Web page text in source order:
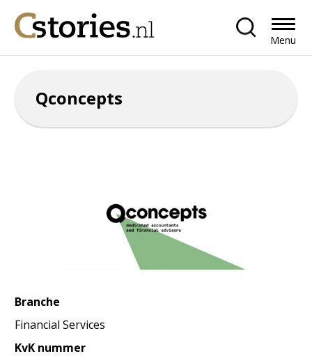
Menu
Qconcepts
Branche
Financial Services
KvK nummer